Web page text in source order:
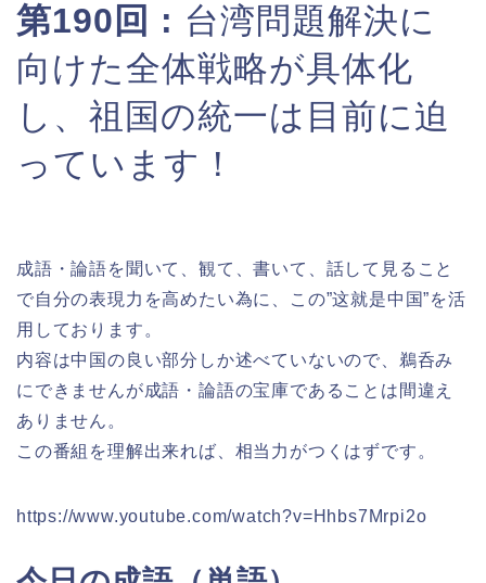
第190回 : 台湾問題解決に
向けた全体戦略が具体化
し、祖国の統一は目前に迫
っています！
成語・論語を聞いて、観て、書いて、話して見ること
で自分の表現力を高めたい為に、この”这就是中国”を活
用しております。
内容は中国の良い部分しか述べていないので、鵜呑み
にできませんが成語・論語の宝庫であることは間違え
ありません。
この番組を理解出来れば、相当力がつくはずです。
https://www.youtube.com/watch?v=Hhbs7Mrpi2o